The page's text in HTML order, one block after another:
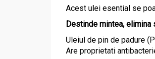
Acest ulei esential se
Destinde mintea,
Uleiul de pin de padure
Are proprietati